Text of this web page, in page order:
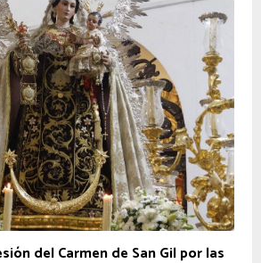
del Carmen de San Gil por las